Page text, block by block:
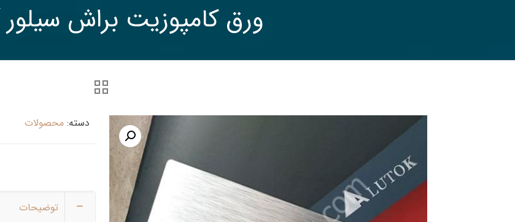
ورق کامپوزیت براش
دسته: محصولات
توضیحات